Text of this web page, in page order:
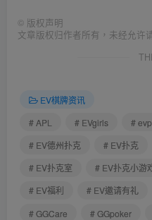
© 版权声明
文章版权归作者所有，未经允许
EV棋牌资讯
# APL
# EVgirls #
# EV德州扑克
# EV扑克
# EV扑克室
# EV扑克小游
# EV福利
# EV邀请有礼
# GGCare
# GGpoker